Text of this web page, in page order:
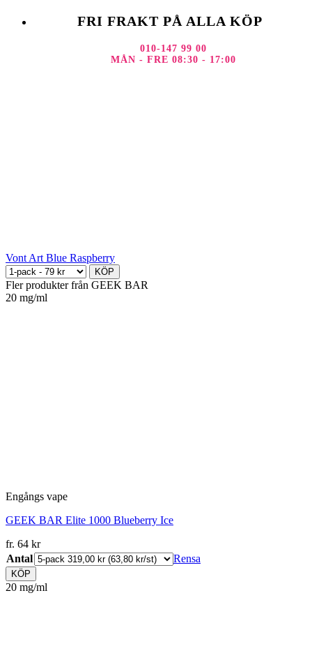
FRI FRAKT PÅ ALLA KÖP
010-147 99 00
MÅN - FRE 08:30 - 17:00
Vont Art Blue Raspberry
KÖP
Fler produkter från GEEK BAR
20 mg/ml
Engångs vape
GEEK BAR Elite 1000 Blueberry Ice
fr. 64 kr
Antal
Rensa
KÖP
20 mg/ml